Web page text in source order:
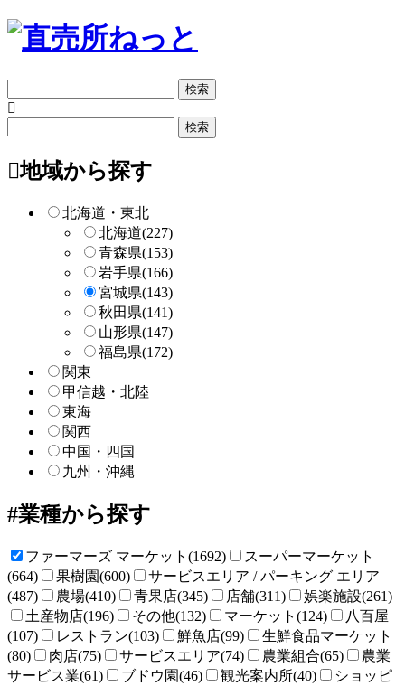
リ
索
ー
検地域から探す
北海道・東北
北海道(227)
青森県(153)
岩手県(166)
宮城県(143)
秋田県(141)
山形県(147)
福島県(172)
関東
甲信越・北陸
東海
関西
中国・四国
九州・沖縄
業種から探す
ファーマーズ マーケット(1692)
スーパーマーケット
(664)
果樹園(600)
サービスエリア / パーキング エリア
(487)
農場(410) 青果店(345) 店舗(311)
娯楽施設(261)
土産物店(196)
その他(132) マーケット(124)
八百屋
(107)
レストラン(103) 鮮魚店(99)
生鮮食品マーケット
(80)
肉店(75) サービスエリア(74) 農業組合(65)
農業
サービス業(61)
ブドウ園(46) 観光案内所(40)
ショッピ